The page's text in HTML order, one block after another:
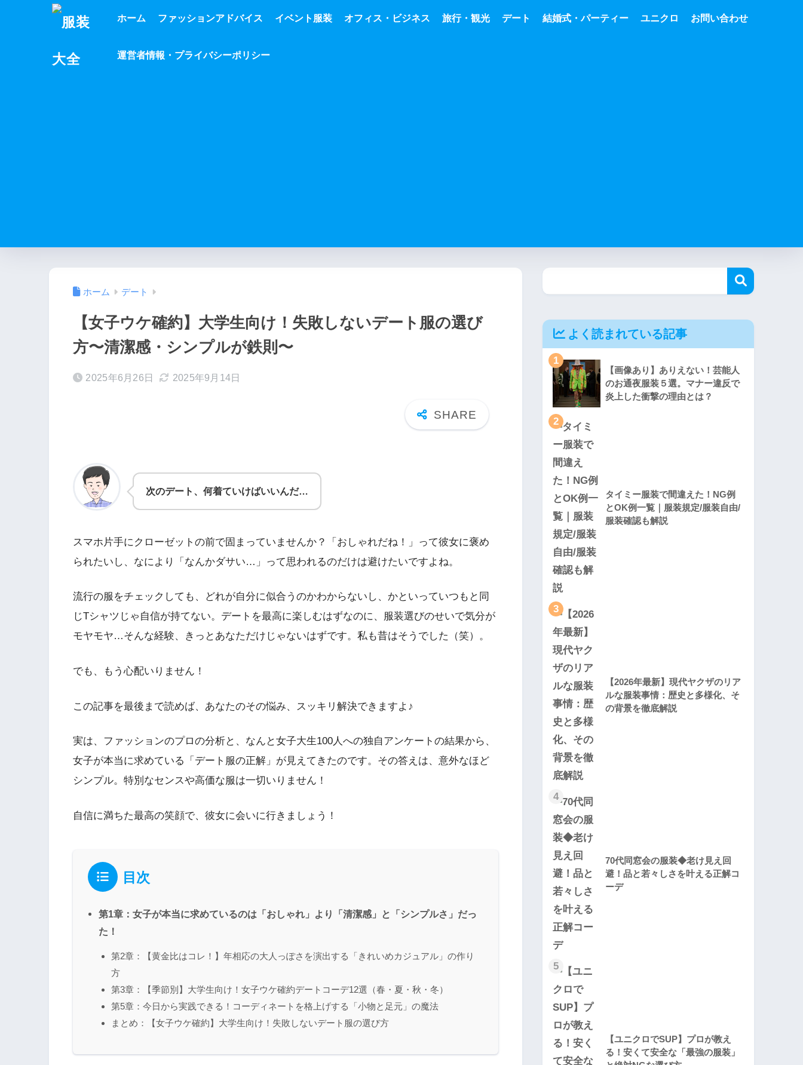
ホーム ファッションアドバイス イベント服装 オフィス・ビジネス 旅行・観光 デート 結婚式・パーティー ユニクロ お問い合わせ
運営者情報・プライバシーポリシー
ホーム デート
【女子ウケ確約】大学生向け！失敗しないデート服の選び
方〜清潔感・シンプルが鉄則〜
2025年6月26日 2025年9月14日
次のデート、何着ていけばいいんだ…
スマホ片手にクローゼットの前で固まっていませんか？「おしゃれだね！」って彼女に褒め
られたいし、なにより「なんかダサい…」って思われるのだけは避けたいですよね。
流行の服をチェックしても、どれが自分に似合うのかわからないし、かといっていつもと同
じTシャツじゃ自信が持てない。デートを最高に楽しむはずなのに、服装選びのせいで気分が
モヤモヤ…そんな経験、きっとあなただけじゃないはずです。私も昔はそうでした（笑）。
でも、もう心配いりません！
この記事を最後まで読めば、あなたのその悩み、スッキリ解決できますよ♪
実は、ファッションのプロの分析と、なんと女子大生100人への独自アンケートの結果から、
女子が本当に求めている「デート服の正解」が見えてきたのです。その答えは、意外なほど
シンプル。特別なセンスや高価な服は一切いりません！
自信に満ちた最高の笑顔で、彼女に会いに行きましょう！
目次
第1章：女子が本当に求めているのは「おしゃれ」より「清潔感」と「シンプルさ」だっ
た！
第2章：【黄金比はコレ！】年相応の大人っぽさを演出する「きれいめカジュアル」の作り
方
第3章：【季節別】大学生向け！女子ウケ確約デートコーデ12選（春・夏・秋・冬）
第5章：今日から実践できる！コーディネートを格上げする「小物と足元」の魔法
まとめ：【女子ウケ確約】大学生向け！失敗しないデート服の選び方
よく読まれている記事
1
【画像あり】ありえない！芸能人
のお通夜服装５選。マナー違反で
炎上した衝撃の理由とは？
2
タイミー服装で間違えた！NG例
とOK例一覧｜服装規定/服装自由/
服装確認も解説
3
【2026年最新】現代ヤクザのリア
ルな服装事情：歴史と多様化、そ
の背景を徹底解説
4
70代同窓会の服装◆老け見え回
避！品と若々しさを叶える正解コ
ーデ
5
【ユニクロでSUP】プロが教え
る！安くて安全な「最強の服装」